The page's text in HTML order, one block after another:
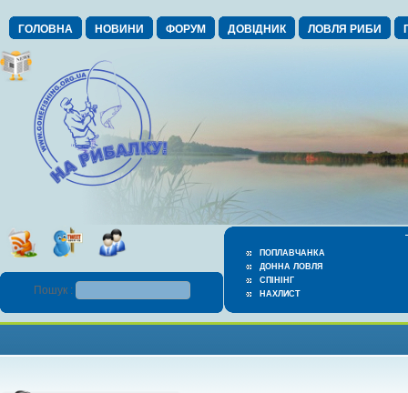
ГОЛОВНА НОВИНИ ФОРУМ ДОВІДНИК ЛОВЛЯ РИБИ
ПОПЛАВЧАНКА
ДОННА ЛОВЛЯ
СПІНІНГ
НАХЛИСТ
Пошук :